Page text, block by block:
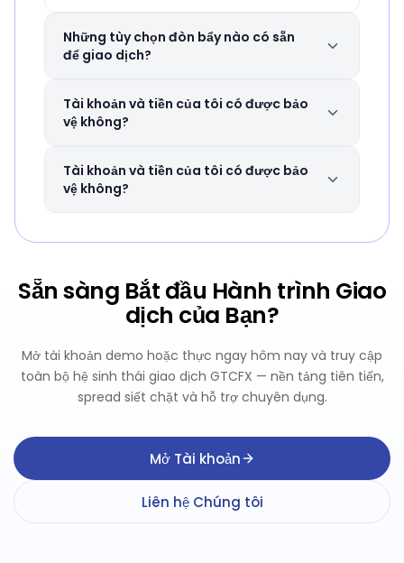
Những tùy chọn đòn bẩy nào có sẵn
để giao dịch?
GTCFX cung cấp các tùy chọn đòn bẩy linh
hoạt lên tới 1:2000 tùy thuộc vào loại tài
tham khảo trang đòn bẩy của chúng tôi để
biết chi tiết đầy đủ.
Tài khoản và tiền của tôi có được bảo
vệ không?
Có. Tiền của khách hàng được giữ trong tài
khoản riêng biệt tại các ngân hàng hàng
Tài khoản và tiền của tôi có được bảo
vệ không?
tài khoản 24/7.
Sẵn sàng Bắt đầu Hành trình Giao
dịch của Bạn?
Mở tài khoản demo hoặc thực ngay hôm nay và truy cập
toàn bộ hệ sinh thái giao dịch GTCFX — nền tảng tiên tiến,
spread siết chặt và hỗ trợ chuyên dụng.
Mở Tài khoản
Liên hệ Chúng tôi